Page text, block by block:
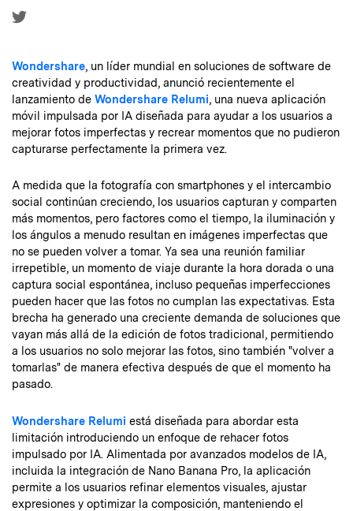
Wondershare, un líder mundial en soluciones de software de
creatividad y productividad, anunció recientemente el
lanzamiento de Wondershare Relumi, una nueva aplicación
móvil impulsada por IA diseñada para ayudar a los usuarios a
mejorar fotos imperfectas y recrear momentos que no pudieron
capturarse perfectamente la primera vez.
A medida que la fotografía con smartphones y el intercambio
social continúan creciendo, los usuarios capturan y comparten
más momentos, pero factores como el tiempo, la iluminación y
los ángulos a menudo resultan en imágenes imperfectas que
no se pueden volver a tomar. Ya sea una reunión familiar
irrepetible, un momento de viaje durante la hora dorada o una
captura social espontánea, incluso pequeñas imperfecciones
pueden hacer que las fotos no cumplan las expectativas. Esta
brecha ha generado una creciente demanda de soluciones que
vayan más allá de la edición de fotos tradicional, permitiendo
a los usuarios no solo mejorar las fotos, sino también "volver a
tomarlas" de manera efectiva después de que el momento ha
pasado.
Wondershare Relumi está diseñada para abordar esta
limitación introduciendo un enfoque de rehacer fotos
impulsado por IA. Alimentada por avanzados modelos de IA,
incluida la integración de Nano Banana Pro, la aplicación
permite a los usuarios refinar elementos visuales, ajustar
expresiones y optimizar la composición, manteniendo el